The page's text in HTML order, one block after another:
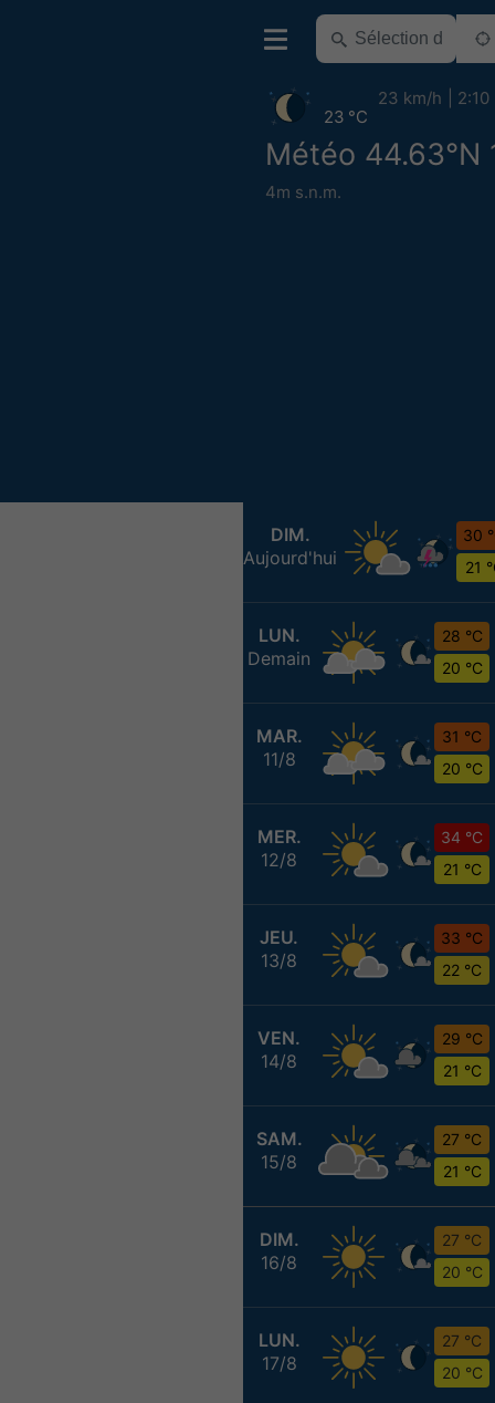
Météo 44.63°N
4m s.n.m.
23 °C
23 km/h 2:10
DIM.
Aujourd'hui
30
21
LUN.
Demain
28 °C
20 °C
MAR.
11/8
31 °C
20 °C
MER.
12/8
34 °C
21 °C
JEU.
13/8
33 °C
22 °C
VEN.
14/8
29 °C
21 °C
SAM.
15/8
27 °C
21 °C
DIM.
16/8
27 °C
20 °C
LUN.
17/8
27 °C
20 °C